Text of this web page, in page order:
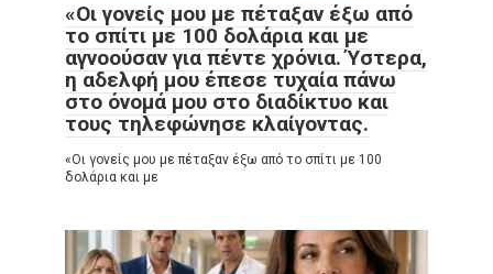
«Οι γονείς μου με πέταξαν έξω από
το σπίτι με 100 δολάρια και με
αγνοούσαν για πέντε χρόνια. Ύστερα,
η αδελφή μου έπεσε τυχαία πάνω
στο όνομά μου στο διαδίκτυο και
τους τηλεφώνησε κλαίγοντας.
«Οι γονείς μου με πέταξαν έξω από το σπίτι με 100
δολάρια και με